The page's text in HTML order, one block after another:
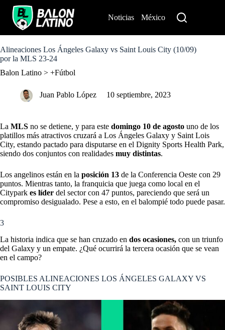
o
c
n
Noticias México
Alineaciones Los Ángeles Galaxy vs Saint Louis City (10/09)
por la MLS 23-24
Balon Latino > +Fútbol
Juan Pablo López 10 septiembre, 2023
La MLS no se detiene, y para este domingo 10 de agosto uno de los
platillos más atractivos cruzará a Los Ángeles Galaxy y Saint Lois
City, estando pactado para disputarse en el Dignity Sports Health Park,
siendo dos conjuntos con realidades muy distintas.
Los angelinos están en la posición 13 de la Conferencia Oeste con 29
puntos. Mientras tanto, la franquicia que juega como local en el
Citypark es líder del sector con 47 puntos, pareciendo que será un
compromiso desigualado. Pese a esto, en el balompié todo puede pasar.
3
La historia indica que se han cruzado en dos ocasiones, con un triunfo
del Galaxy y un empate. ¿Qué ocurrirá la tercera ocasión que se vean
en el campo?
POSIBLES ALINEACIONES LOS ÁNGELES GALAXY VS
SAINT LOUIS CITY